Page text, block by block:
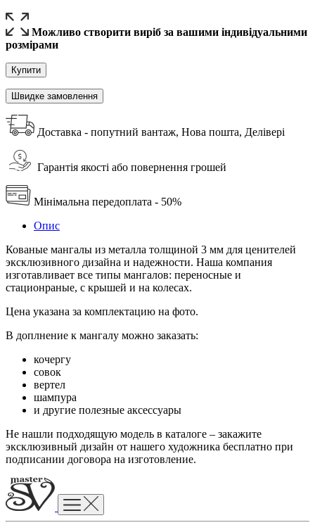
Можливо створити виріб за вашими індивідуальними
розмірами
Купити
Швидке замовлення
Доставка - попутний вантаж, Нова пошта, Делівері
Гарантія якості або повернення грошей
Мінімальна передоплата - 50%
Опис
Кованые мангалы из металла толщиной 3 мм для ценителей
эксклюзивного дизайна и надежности. Наша компания
изготавливает все типы мангалов: переносные и
стационраные, с крышей и на колесах.
Цена указана за комплектацию на фото.
В доплнение к мангалу можно заказать:
кочергу
совок
вертел
шампура
и другие полезные аксессуары
Не нашли подходящую модель в каталоге – закажите
эксклюзивный дизайн от нашего художника бесплатно при
подписании договора на изготовление.